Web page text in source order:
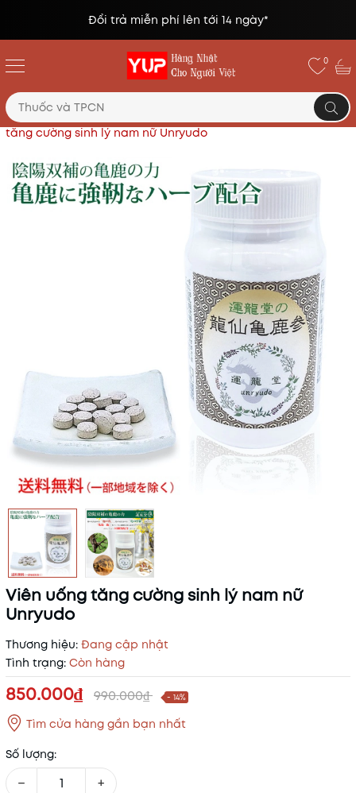
Đổi trả miễn phí lên tới 14 ngày*
0
Trang chủ Thực phẩm chức năng Nhật
Viên uống
tăng cường sinh lý nam nữ Unryudo
Viên uống tăng cường sinh lý nam nữ
Unryudo
Thương hiệu: Đang cập nhật
Tình trạng: Còn hàng
850.000₫ 990.000₫ - 14%
Tìm cửa hàng gần bạn nhất
Số lượng:
− +